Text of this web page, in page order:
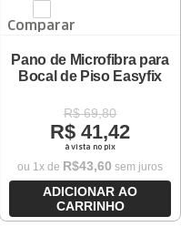
Comparar
Pano de Microfibra para
Bocal de Piso Easyfix
R$ 69,80
R$ 41,42
à vista no pix
ou 1x de R$43,60 sem juros
ADICIONAR AO
CARRINHO